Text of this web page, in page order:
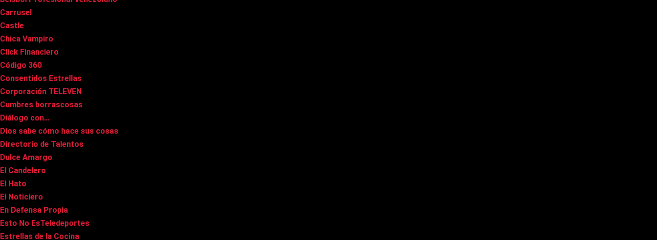
Carrusel
Castle
Chica Vampiro
Click Financiero
Código 360
Consentidos Estrellas
Corporación TELEVEN
Cumbres borrascosas
Diálogo con…
Dios sabe cómo hace sus cosas
Directorio de Talentos
Dulce Amargo
El Candelero
El Hato
El Noticiero
En Defensa Propia
Esto No EsTeledeportes
Estrellas de la Cocina